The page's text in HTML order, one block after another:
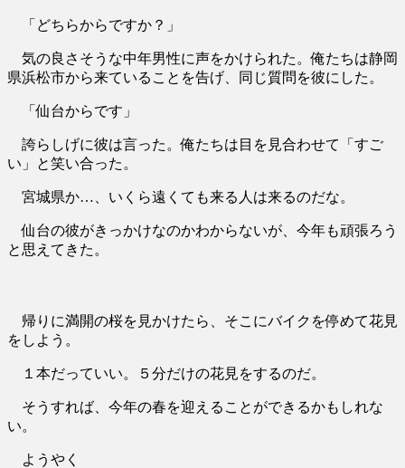
「どちらからですか？」
気の良さそうな中年男性に声をかけられた。俺たちは静岡
県浜松市から来ていることを告げ、同じ質問を彼にした。
「仙台からです」
誇らしげに彼は言った。俺たちは目を見合わせて「すご
い」と笑い合った。
宮城県か…、いくら遠くても来る人は来るのだな。
仙台の彼がきっかけなのかわからないが、今年も頑張ろう
と思えてきた。
帰りに満開の桜を見かけたら、そこにバイクを停めて花見
をしよう。
１本だっていい。５分だけの花見をするのだ。
そうすれば、今年の春を迎えることができるかもしれな
い。
ようやく